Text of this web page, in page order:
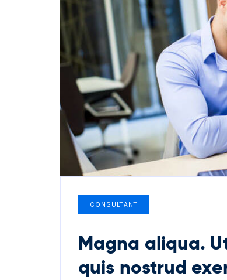
CONSULTANT
Magna aliqua.
quis nostrud